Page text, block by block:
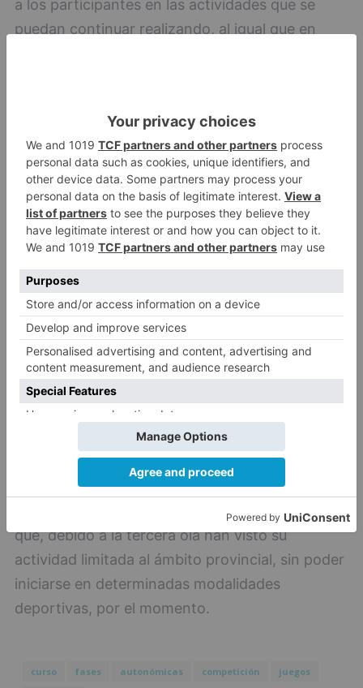
a los participantes en las actividades que se
puedan continuar realizando, al igual que en
En cuanto a la otra parte del Programa de
Deporte en Edad Escolar, los denominados
Campeonatos Autonómicos de Edad,
organizados por las federaciones deportivas
autonómicas, esta misma semana el consejero
de Cultura y Turismo se reunirá nuevamente con
representantes de AFEDECYL, para tratar la
situación actual del deporte autonómico y, en
concreto, de las competiciones de deporte base
que, debido a la tercera ola han visto su
actividad limitada al ámbito provincial, sin poder
iniciarse en determinadas modalidades
deportivas, por el momento.
curso fases autonómicas competición
juegos